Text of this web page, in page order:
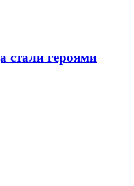
стали героями